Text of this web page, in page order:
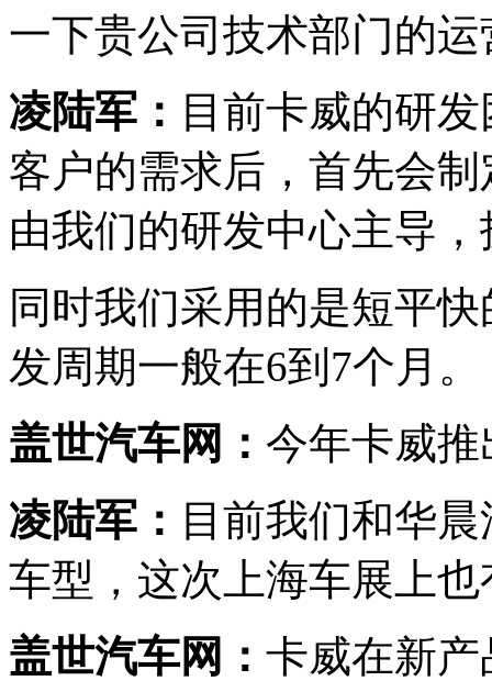
一下贵公司技术部门的
凌陆军： 目前卡威的研
客户的需求后，首先会
由我们的研发中心主导
同时我们采用的是短平
发周期一般在6到7个月。
盖世汽车网： 今年卡威
凌陆军： 目前我们和华
车型，这次上海车展上
盖世汽车网： 卡威在新